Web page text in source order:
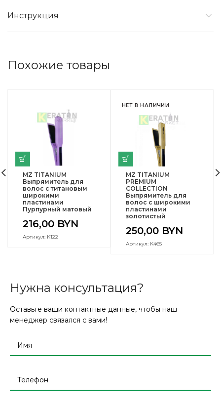
Инструкция
Похожие товары
MZ TITANIUM
Выпрямитель для
волос с титановым
широкими
пластинами
Пурпурный матовый
216,00 BYN
Артикул: K122
НЕТ В НАЛИЧИИ
MZ TITANIUM
PREMIUM
COLLECTION
Выпрямитель для
волос с широкими
пластинами
золотистый
250,00 BYN
Артикул: K465
Нужна консультация?
Оставьте ваши контактные данные, чтобы наш
менеджер связался с вами!